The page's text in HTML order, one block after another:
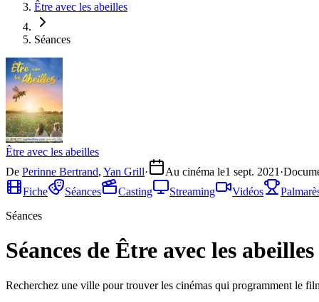
Être avec les abeilles
Séances
Être avec les abeilles
De Perinne Bertrand, Yan Grill· Au cinéma le1 sept. 2021 ·
Fiche
Séances Casting Streaming Vidéos
Séances
Séances de Être avec les abeilles
Recherchez une ville pour trouver les cinémas qui programment le